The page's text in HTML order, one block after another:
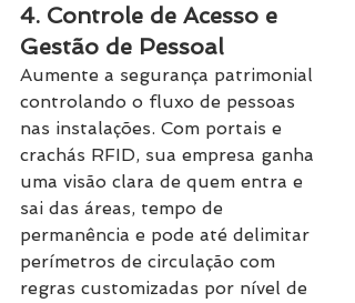
4. Controle de Acesso e
Gestão de Pessoal
Aumente a segurança patrimonial
controlando o fluxo de pessoas
nas instalações. Com portais e
crachás RFID, sua empresa ganha
uma visão clara de quem entra e
sai das áreas, tempo de
permanência e pode até delimitar
perímetros de circulação com
regras customizadas por nível de